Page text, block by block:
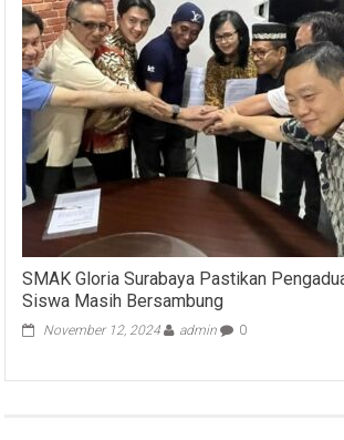
SMAK Gloria Surabaya Pastikan
Siswa Masih Bersambung
November 12, 2024 admin 0